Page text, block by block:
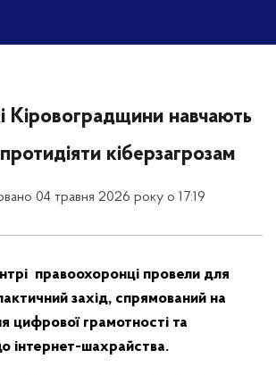
Кіровоградщини навчають
протидіяти кіберзагрозам
04 травня 2026 року о 17:19
правоохоронці провели для
захід, спрямований на
цифрової грамотності та
інтернет-шахрайства.